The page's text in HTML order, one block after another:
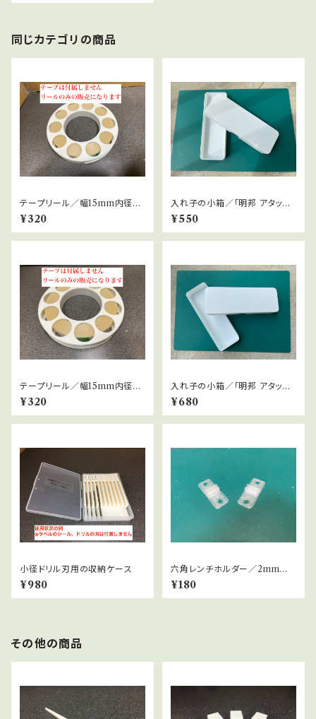
同じカテゴリの商品
テープリール／幅15mm内径76
mm外径130mm用
¥320
入れ子の小箱／「明邦 アタッシ
ェケース B5」向け／深さ25mm
版
¥550
テープリール／幅15mm内径76
mm外径135mm用
¥320
入れ子の小箱／「明邦 アタッシ
ェケース B5」向け／深さ30m
m版
¥680
小径ドリル刃用の収納ケース
¥980
六角レンチホルダー／2mm用
【2個ひと組】
¥180
その他の商品